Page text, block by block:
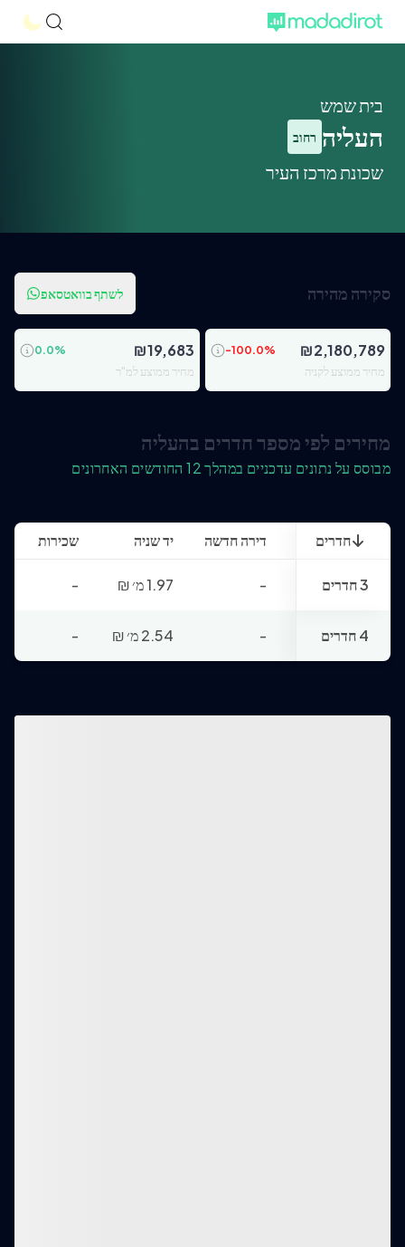
בית שמש
העליה רחוב
שכונת מרכז העיר
סקירה מהירה לשתף בוואטסאפ
₪2,180,789
-100.0%
מחיר ממוצע לקניה
₪19,683
0.0%
מחיר ממוצע למ"ר
מחירים לפי מספר חדרים בהעליה
מבוסס על נתונים עדכניים במהלך 12 החודשים האחרונים
חדרים דירה חדשה יד שניה שכירות
3 חדרים - 1.97 מ׳ ₪
-
4 חדרים - 2.54 מ׳ ₪
-